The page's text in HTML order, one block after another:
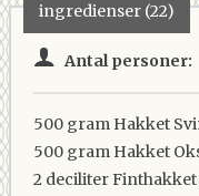
ingredienser (22)
Antal personer:
500 gram Hakket
500 gram Hakket
2 deciliterFinthakket